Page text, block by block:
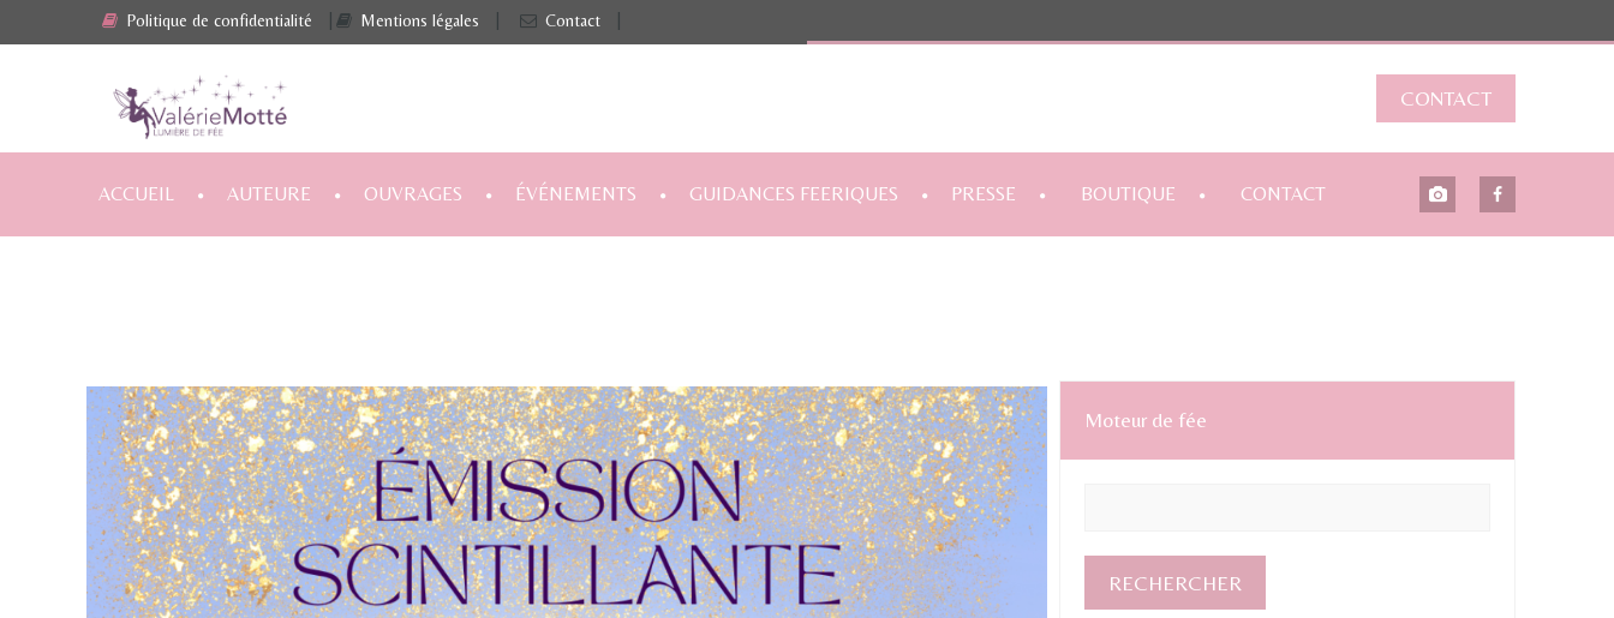
Politique de confidentialité Mentions légales Contact
CONTACT
ACCUEIL AUTEURE OUVRAGES ÉVÉNEMENTS GUIDANCES FEERIQUES PRESSE BOUTIQUE CONTACT
Moteur de fée